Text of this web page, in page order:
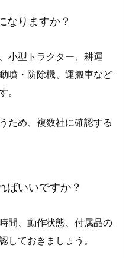
なりますか？
小型トラクター、耕運
噴・防除機、運搬車など
。
ため、複数社に確認する
ばいいですか？
間、動作状態、付属品の
しておきましょう。